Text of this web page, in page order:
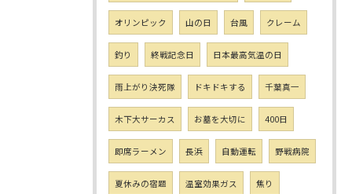
オリンピック 山の日 台風 クレーム
釣り 終戦記念日 日本最高気温の日
雨上がり決死隊 ドキドキする 千葉真一
木下大サーカス お墓を大切に 400日
即席ラーメン 長浜 自動運転 野戦病院
夏休みの宿題 温室効果ガス 焦り